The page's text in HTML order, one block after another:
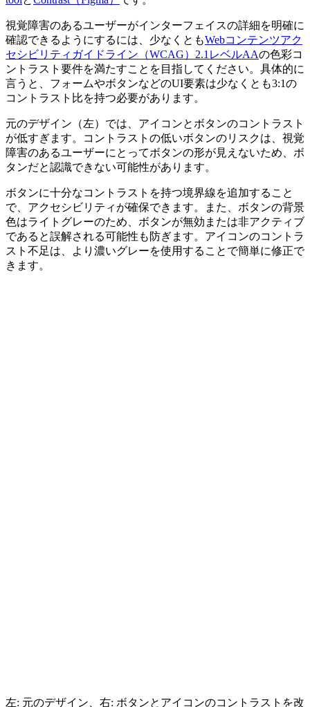
視覚障害のあるユーザーがインターフェイスの詳細を明確に
確認できるようにするには、少なくともWebコンテンツアク
セシビリティガイドライン（WCAG）2.1レベルAAの色彩コ
ントラスト要件を満たすことを目指してください。具体的に
言うと、 フォームやボタンなどのUI要素は少なくとも3:1の
コントラスト比を持つ必要があります。
元のデザイン（左）では、アイコンとボタンのコントラスト
が低すぎます。コントラストの低いボタンのリスクは、視覚
障害のあるユーザーにとってボタンの形が見えないため、ボ
タンだと認識できない可能性があります。
ボタンに十分なコントラストを持つ境界線を追加すること
で、アクセシビリティが確保できます。また、ボタンの背景
色はライトグレーのため、ボタンが無効または非アクティブ
であると誤解される可能性も防ぎます。アイコンのコントラ
スト不足は、より濃いグレーを使用することで簡単に修正で
きます。
左: 元のデザイン、右: ボタンとアイコンのコントラストを改